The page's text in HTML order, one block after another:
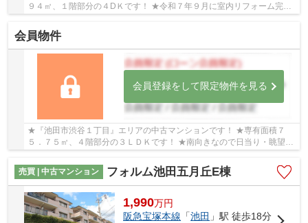
９４㎡、１階部分の４DＫです！ ★令和７年９月に室内リフォーム完了
済み物件です！ （クロス全室張替、フロアタイ...
会員物件
会員登録をして限定物件を見る
★『池田市渋谷１丁目』エリアの中古マンションです！ ★専有面積７
５．７５㎡、４階部分の３ＬＤＫです！ ★南向きなので日当り・眺望良
売買 | 中古マンション
フォルム池田五月丘E棟
1,990万円
阪急宝塚本線 「池田 」駅 徒歩18分